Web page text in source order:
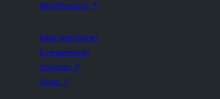
WordPress.tv ↗
Raak betrokken
Evenementen
Doneren ↗
Swag ↗